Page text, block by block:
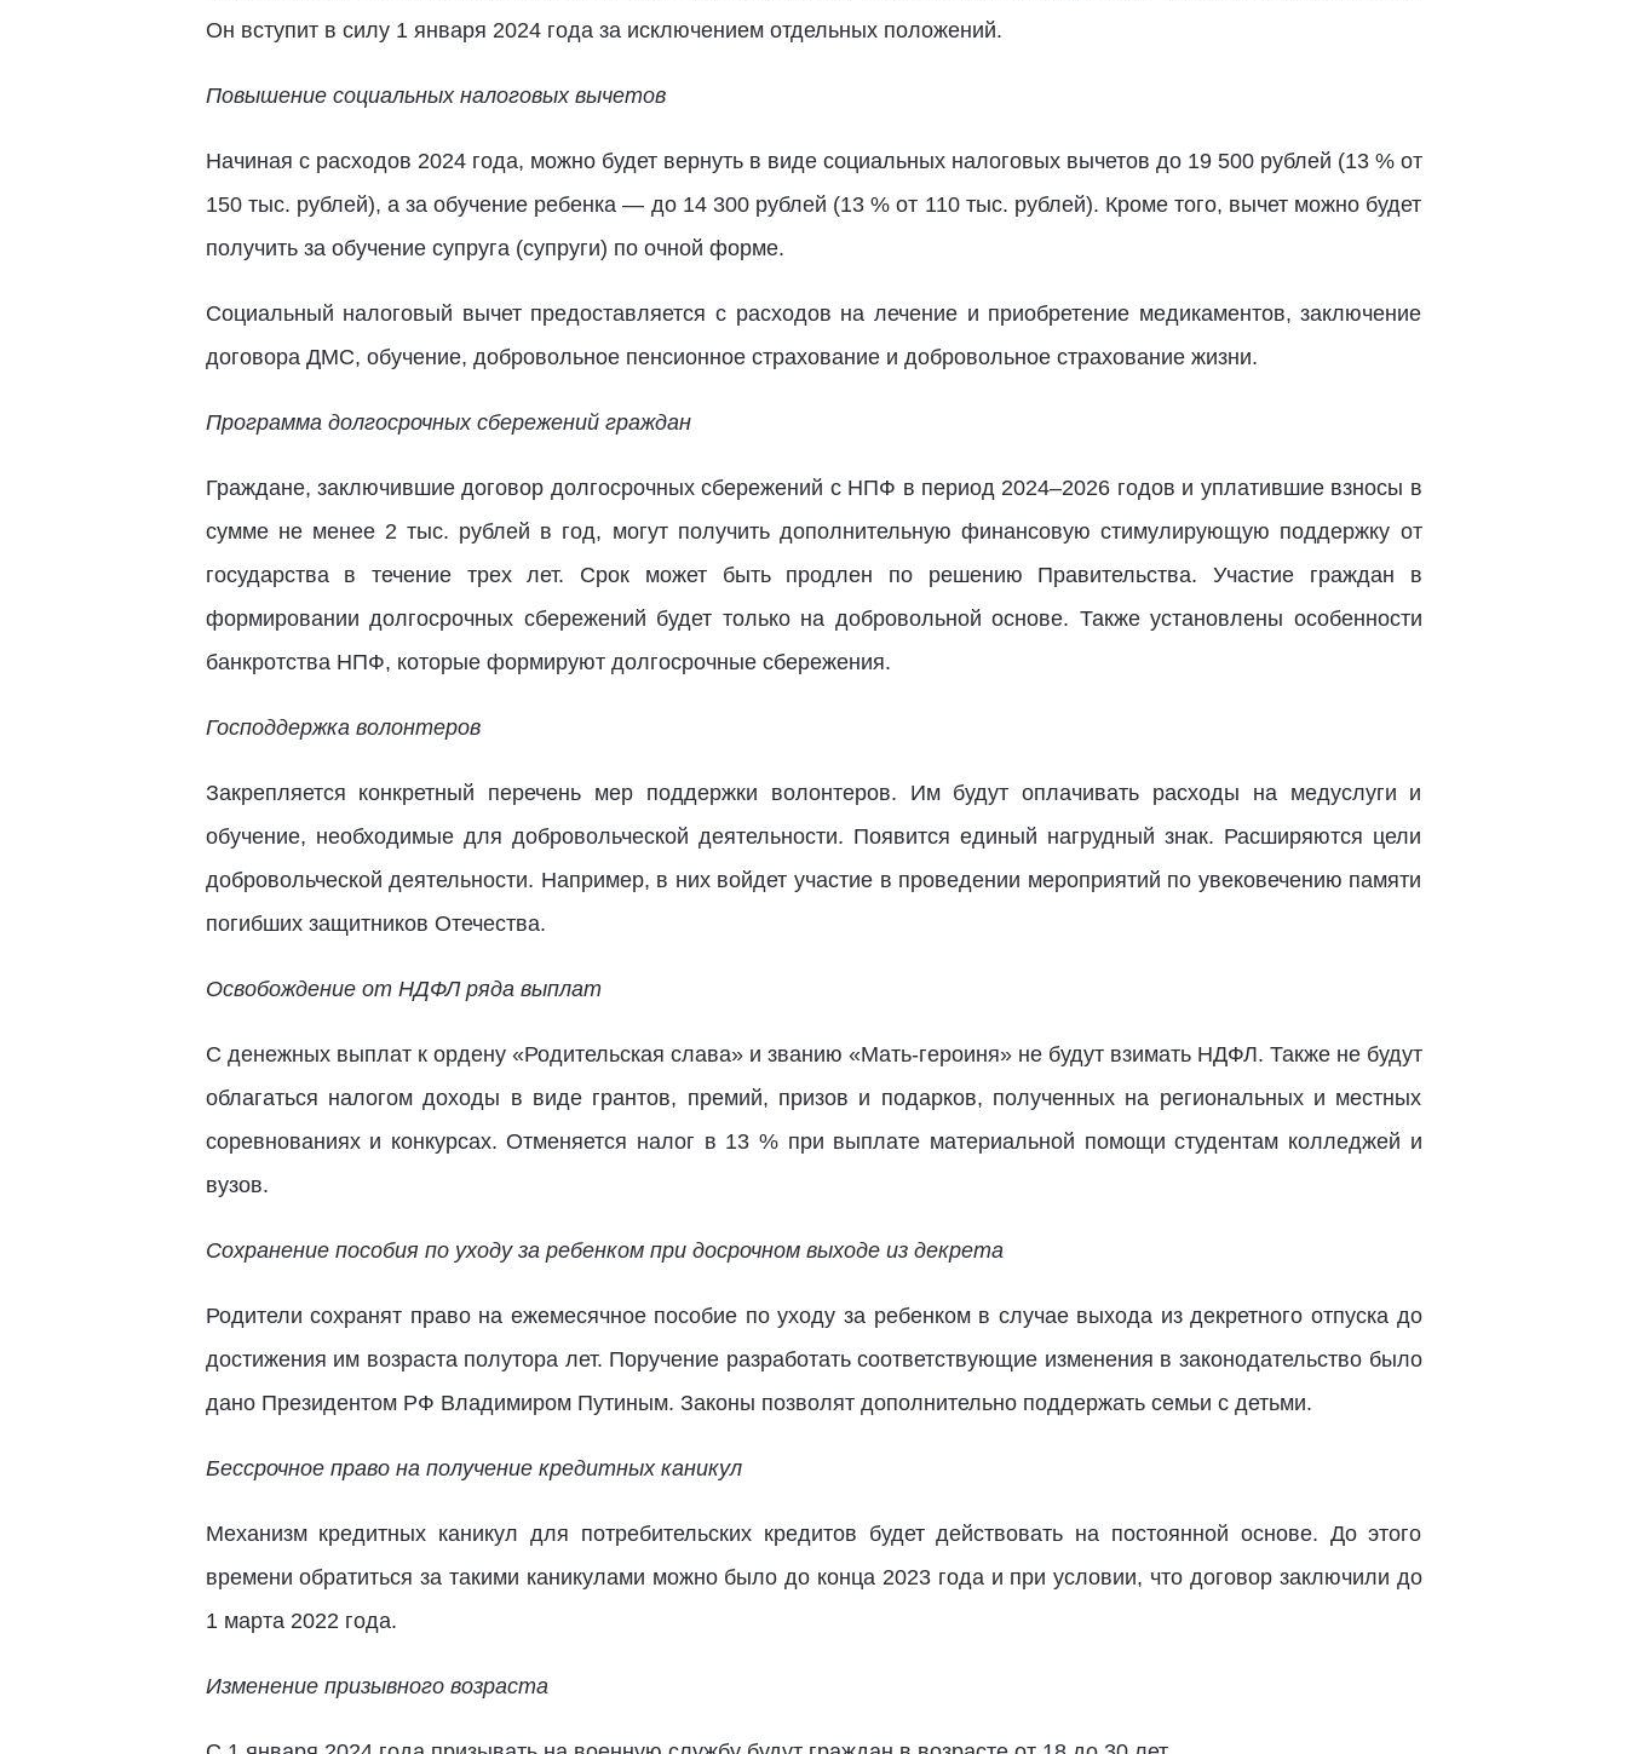
Он вступит в силу 1 января 2024 года за исключением отдельных положений.
Повышение социальных налоговых вычетов
Начиная с расходов 2024 года, можно будет вернуть в виде социальных налоговых вычетов до 19 500 рублей (13 % от
150 тыс. рублей), а за обучение ребенка — до 14 300 рублей (13 % от 110 тыс. рублей). Кроме того, вычет можно будет
получить за обучение супруга (супруги) по очной форме.
Социальный налоговый вычет предоставляется с расходов на лечение и приобретение медикаментов, заключение
договора ДМС, обучение, добровольное пенсионное страхование и добровольное страхование жизни.
Программа долгосрочных сбережений граждан
Граждане, заключившие договор долгосрочных сбережений с НПФ в период 2024–2026 годов и уплатившие взносы в
сумме не менее 2 тыс. рублей в год, могут получить дополнительную финансовую стимулирующую поддержку от
государства в течение трех лет. Срок может быть продлен по решению Правительства. Участие граждан в
формировании долгосрочных сбережений будет только на добровольной основе. Также установлены особенности
банкротства НПФ, которые формируют долгосрочные сбережения.
Господдержка волонтеров
Закрепляется конкретный перечень мер поддержки волонтеров. Им будут оплачивать расходы на медуслуги и
обучение, необходимые для добровольческой деятельности. Появится единый нагрудный знак. Расширяются цели
добровольческой деятельности. Например, в них войдет участие в проведении мероприятий по увековечению памяти
погибших защитников Отечества.
Освобождение от НДФЛ ряда выплат
С денежных выплат к ордену «Родительская слава» и званию «Мать-героиня» не будут взимать НДФЛ. Также не будут
облагаться налогом доходы в виде грантов, премий, призов и подарков, полученных на региональных и местных
соревнованиях и конкурсах. Отменяется налог в 13 % при выплате материальной помощи студентам колледжей и
вузов.
Сохранение пособия по уходу за ребенком при досрочном выходе из декрета
Родители сохранят право на ежемесячное пособие по уходу за ребенком в случае выхода из декретного отпуска до
достижения им возраста полутора лет. Поручение разработать соответствующие изменения в законодательство было
дано Президентом РФ Владимиром Путиным. Законы позволят дополнительно поддержать семьи с детьми.
Бессрочное право на получение кредитных каникул
Механизм кредитных каникул для потребительских кредитов будет действовать на постоянной основе. До этого
времени обратиться за такими каникулами можно было до конца 2023 года и при условии, что договор заключили до
1 марта 2022 года.
Изменение призывного возраста